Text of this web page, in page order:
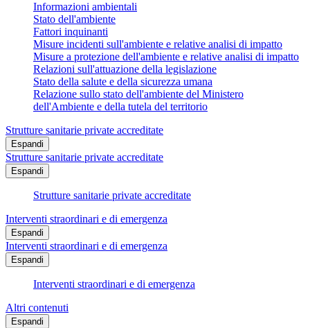
Informazioni ambientali
Stato dell'ambiente
Fattori inquinanti
Misure incidenti sull'ambiente e relative analisi di impatto
Misure a protezione dell'ambiente e relative analisi di impatto
Relazioni sull'attuazione della legislazione
Stato della salute e della sicurezza umana
Relazione sullo stato dell'ambiente del Ministero
dell'Ambiente e della tutela del territorio
Strutture sanitarie private accreditate
Espandi
Strutture sanitarie private accreditate
Espandi
Strutture sanitarie private accreditate
Interventi straordinari e di emergenza
Espandi
Interventi straordinari e di emergenza
Espandi
Interventi straordinari e di emergenza
Altri contenuti
Espandi